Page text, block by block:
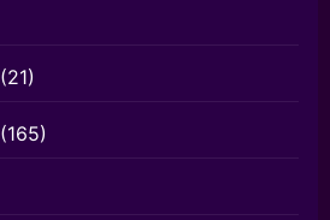
(21)
(165)